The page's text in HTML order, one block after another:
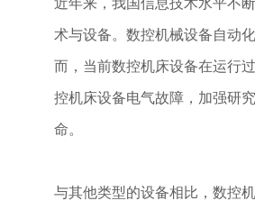
近年来，我国信息技术水平不
术与设备。数控机械设备自动
而，当前数控机床设备在运行
控机床设备电气故障，加强研
命。
与其他类型的设备相比，数控